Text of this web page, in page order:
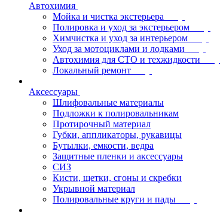
Автохимия
Мойка и чистка экстерьера
Полировка и уход за экстерьером
Химчистка и уход за интерьером
Уход за мотоциклами и лодками
Автохимия для СТО и техжидкости
Локальный ремонт
Аксессуары
Шлифовальные материалы
Подложки к полировальникам
Протирочный материал
Губки, аппликаторы, рукавицы
Бутылки, емкости, ведра
Защитные пленки и аксессуары
СИЗ
Кисти, щетки, сгоны и скребки
Укрывной материал
Полировальные круги и пады